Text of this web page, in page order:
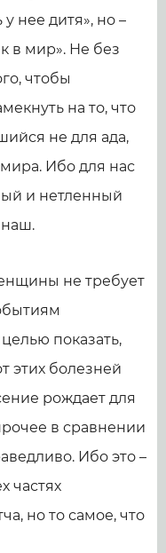
нее дитя», но –
в мир». Не без
чтобы
на то, что
не для ада,
Ибо для нас
и нетленный
наш.
не требует
показать,
этих болезней
рождает для
в сравнении
Ибо это –
частях
но то самое, что